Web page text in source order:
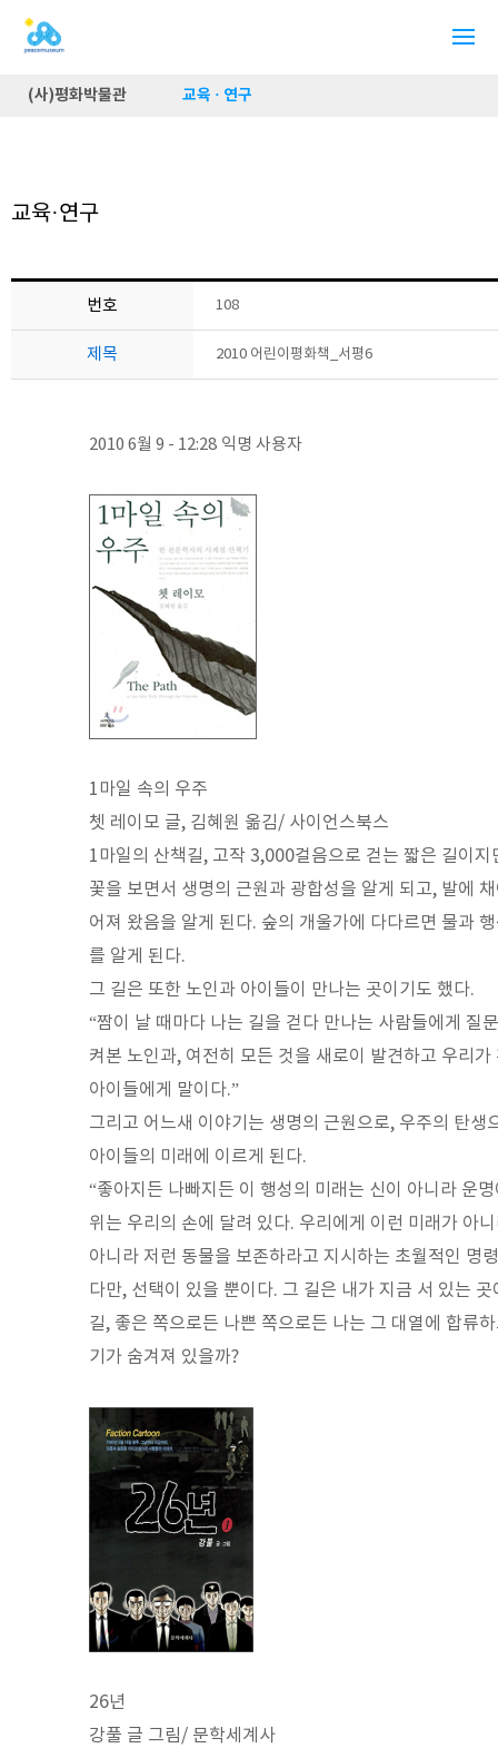
(사)평화박물관 교육 · 연구
교육·연구
번호 108
제목 2010 어린이평화책_서평6
2010 6월 9 - 12:28 익명 사용자
1마일 속의 우주
쳇 레이모 글, 김혜원 옮김/ 사이언스북스
1마일의 산책길, 고작 3,000걸음으로 걷는 짧은 길이
꽃을 보면서 생명의 근원과 광합성을 알게 되고, 발에
어져 왔음을 알게 된다. 숲의 개울가에 다다르면 물과
를 알게 된다.
그 길은 또한 노인과 아이들이 만나는 곳이기도 했다.
“짬이 날 때마다 나는 길을 걷다 만나는 사람들에게 질
켜본 노인과, 여전히 모든 것을 새로이 발견하고 우리
아이들에게 말이다.”
그리고 어느새 이야기는 생명의 근원으로, 우주의 탄
아이들의 미래에 이르게 된다.
“좋아지든 나빠지든 이 행성의 미래는 신이 아니라 운
위는 우리의 손에 달려 있다. 우리에게 이런 미래가 아
아니라 저런 동물을 보존하라고 지시하는 초월적인 명
다만, 선택이 있을 뿐이다. 그 길은 내가 지금 서 있는
길, 좋은 쪽으로든 나쁜 쪽으로든 나는 그 대열에 합류
기가 숨겨져 있을까?
26년
강풀 글 그림/ 문학세계사